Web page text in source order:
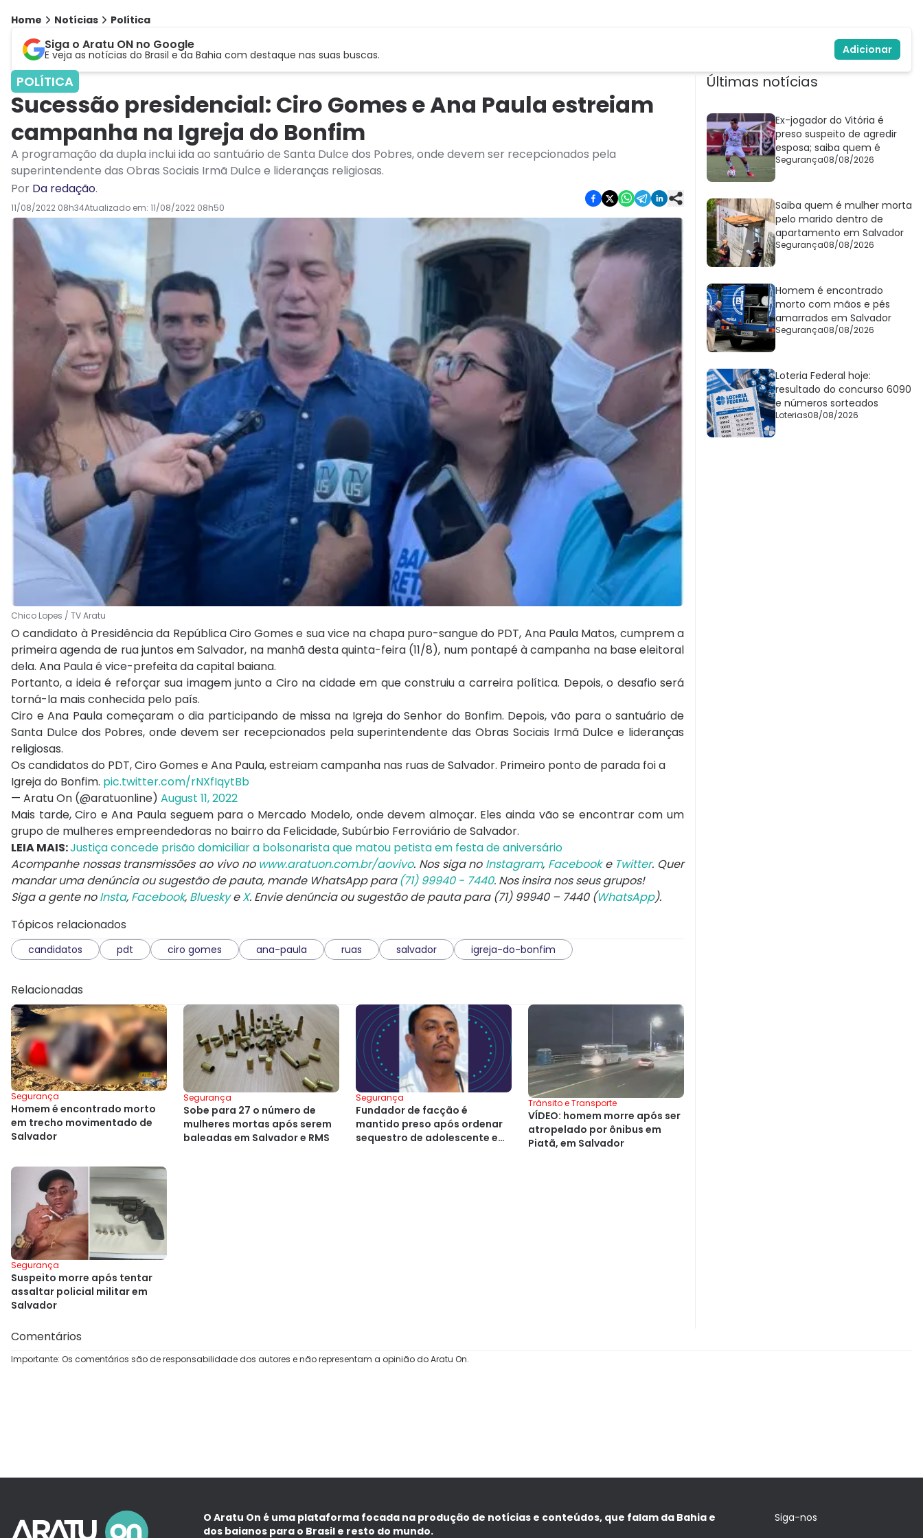
Home Notícias Política
Siga o Aratu ON no Google
E veja as notícias do Brasil e da Bahia com destaque nas suas buscas. Adicionar
POLÍTICA
Sucessão presidencial: Ciro Gomes e Ana Paula estreiam
campanha na Igreja do Bonfim
A programação da dupla inclui ida ao santuário de Santa Dulce dos Pobres, onde devem ser recepcionados pela
superintendente das Obras Sociais Irmã Dulce e lideranças religiosas.
Por Da redação.
11/08/2022 08h34Atualizado em: 11/08/2022 08h50
Chico Lopes / TV Aratu
O candidato à Presidência da República Ciro Gomes e sua vice na chapa puro-sangue do PDT, Ana Paula Matos, cumprem a
primeira agenda de rua juntos em Salvador, na manhã desta quinta-feira (11/8), num pontapé à campanha na base eleitoral
dela. Ana Paula é vice-prefeita da capital baiana.
Portanto, a ideia é reforçar sua imagem junto a Ciro na cidade em que construiu a carreira política. Depois, o desafio será
torná-la mais conhecida pelo país.
Ciro e Ana Paula começaram o dia participando de missa na Igreja do Senhor do Bonfim. Depois, vão para o santuário de
Santa Dulce dos Pobres, onde devem ser recepcionados pela superintendente das Obras Sociais Irmã Dulce e lideranças
religiosas.
Os candidatos do PDT, Ciro Gomes e Ana Paula, estreiam campanha nas ruas de Salvador. Primeiro ponto de parada foi a
Igreja do Bonfim. pic.twitter.com/rNXfIqytBb
— Aratu On (@aratuonline) August 11, 2022
Mais tarde, Ciro e Ana Paula seguem para o Mercado Modelo, onde devem almoçar. Eles ainda vão se encontrar com um
grupo de mulheres empreendedoras no bairro da Felicidade, Subúrbio Ferroviário de Salvador.
LEIA MAIS:Justiça concede prisão domiciliar a bolsonarista que matou petista em festa de aniversário
Acompanhe nossas transmissões ao vivo no www.aratuon.com.br/aovivo. Nos siga no Instagram, Facebooke Twitter. Quer
mandar uma denúncia ou sugestão de pauta, mande WhatsApp para (71) 99940 - 7440. Nos insira nos seus grupos!
Siga a gente noInsta, Facebook, BlueskyeX. Envie denúncia ou sugestão de pauta para (71) 99940 – 7440 (WhatsApp).
Tópicos relacionados
candidatos pdt ciro gomes ana-paula ruas salvador igreja-do-bonfim
Relacionadas
Segurança
Homem é encontrado morto
em trecho movimentado de
Salvador
Segurança
Sobe para 27 o número de
mulheres mortas após serem
baleadas em Salvador e RMS
Segurança
Fundador de facção é
mantido preso após ordenar
sequestro de adolescente em
Trânsito e Transporte
VÍDEO: homem morre após ser
atropelado por ônibus em
Piatã, em Salvador
Segurança
Suspeito morre após tentar
assaltar policial militar em
Salvador
Últimas notícias
Ex-jogador do Vitória é
preso suspeito de agredir
esposa; saiba quem é
Segurança08/08/2026
Saiba quem é mulher morta
pelo marido dentro de
apartamento em Salvador
Segurança08/08/2026
Homem é encontrado
morto com mãos e pés
amarrados em Salvador
Segurança08/08/2026
Loteria Federal hoje:
resultado do concurso 6090
e números sorteados
Loterias08/08/2026
Comentários
Importante: Os comentários são de responsabilidade dos autores e não representam a opinião do Aratu On.
O Aratu On é uma plataforma focada na produção de notícias e conteúdos, que falam da Bahia e
dos baianos para o Brasil e resto do mundo.
Siga-nos